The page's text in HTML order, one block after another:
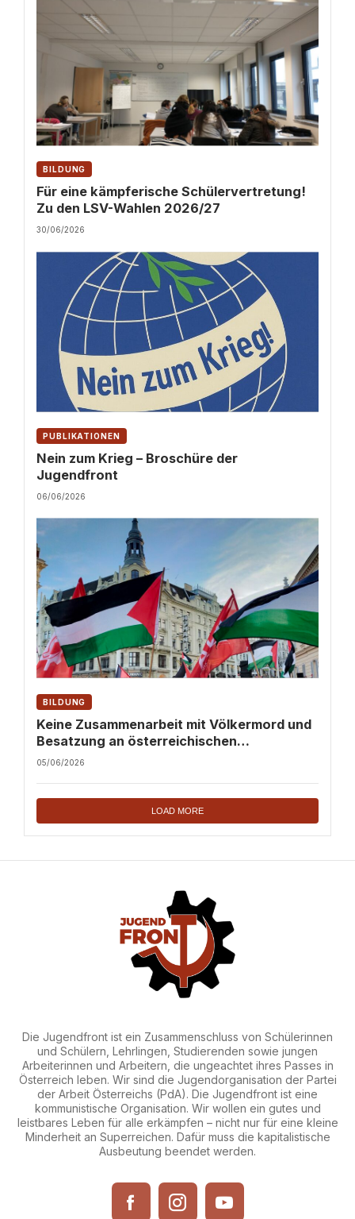
BILDUNG
Für eine kämpferische Schülervertretung!
Zu den LSV-Wahlen 2026/27
30/06/2026
PUBLIKATIONEN
Nein zum Krieg – Broschüre der
Jugendfront
06/06/2026
BILDUNG
Keine Zusammenarbeit mit Völkermord und
Besatzung an österreichischen
Hochschulen!
05/06/2026
LOAD MORE
Die Jugendfront ist ein Zusammenschluss von Schülerinnen
und Schülern, Lehrlingen, Studierenden sowie jungen
Arbeiterinnen und Arbeitern, die ungeachtet ihres Passes in
Österreich leben. Wir sind die Jugendorganisation der Partei
der Arbeit Österreichs (PdA). Die Jugendfront ist eine
kommunistische Organisation. Wir wollen ein gutes und
leistbares Leben für alle erkämpfen – nicht nur für eine kleine
Minderheit an Superreichen. Dafür muss die kapitalistische
Ausbeutung beendet werden.